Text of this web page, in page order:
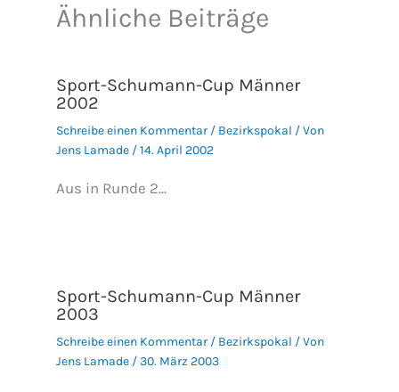
Ähnliche Beiträge
Sport-Schumann-Cup Männer
2002
Schreibe einen Kommentar / Bezirkspokal / Von
Jens Lamade /14. April 2002
Aus in Runde 2...
Sport-Schumann-Cup Männer
2003
Schreibe einen Kommentar / Bezirkspokal / Von
Jens Lamade /30. März 2003